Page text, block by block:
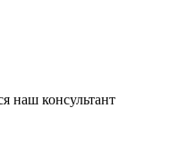
наш консультант